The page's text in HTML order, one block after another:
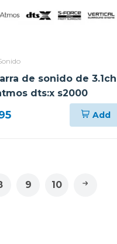
de sonido de 3.1ch
dts:x s2000
Add
9 10